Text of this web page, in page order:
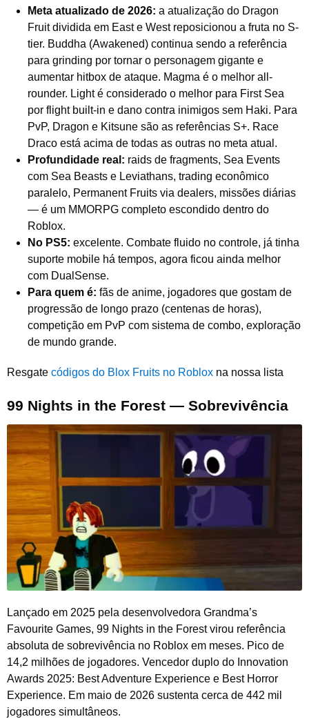
Meta atualizado de 2026: a atualização do Dragon
Fruit dividida em East e West reposicionou a fruta no S-
tier. Buddha (Awakened) continua sendo a referência
para grinding por tornar o personagem gigante e
aumentar hitbox de ataque. Magma é o melhor all-
rounder. Light é considerado o melhor para First Sea
por flight built-in e dano contra inimigos sem Haki. Para
PvP, Dragon e Kitsune são as referências S+. Race
Draco está acima de todas as outras no meta atual.
Profundidade real: raids de fragments, Sea Events
com Sea Beasts e Leviathans, trading econômico
paralelo, Permanent Fruits via dealers, missões diárias
— é um MMORPG completo escondido dentro do
Roblox.
No PS5: excelente. Combate fluido no controle, já tinha
suporte mobile há tempos, agora ficou ainda melhor
com DualSense.
Para quem é: fãs de anime, jogadores que gostam de
progressão de longo prazo (centenas de horas),
competição em PvP com sistema de combo, exploração
de mundo grande.
Resgate códigos do Blox Fruits no Roblox na nossa lista
99 Nights in the Forest — Sobrevivência
Lançado em 2025 pela desenvolvedora Grandma’s
Favourite Games, 99 Nights in the Forest virou referência
absoluta de sobrevivência no Roblox em meses. Pico de
14,2 milhões de jogadores. Vencedor duplo do Innovation
Awards 2025: Best Adventure Experience e Best Horror
Experience. Em maio de 2026 sustenta cerca de 442 mil
jogadores simultâneos.